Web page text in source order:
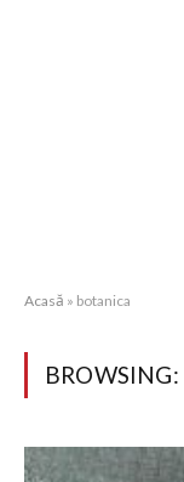
Acasă » botanica
BROWSING: